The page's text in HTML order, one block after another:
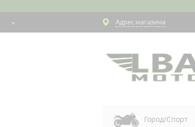
Адрес магазина
Город/Спорт